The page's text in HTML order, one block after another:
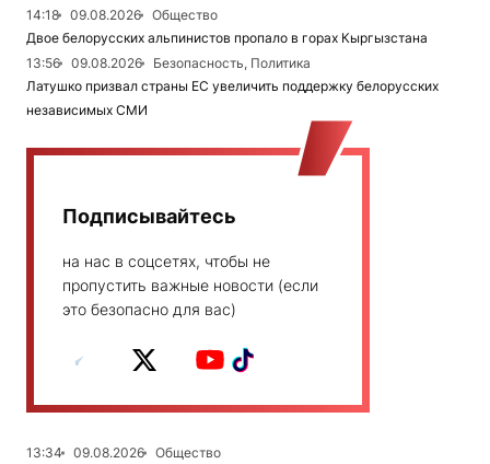
14:18 09.08.2026
Общество
Двое белорусских альпинистов пропало в горах Кыргызстана
13:56
09.08.2026
Безопасность, Политика
Латушко призвал страны ЕС увеличить поддержку белорусских
независимых СМИ
Подписывайтесь
на нас в соцсетях, чтобы не
пропустить важные новости (если
это безопасно для вас)
13:34 09.08.2026
Общество